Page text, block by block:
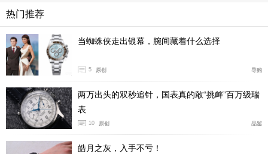
时间来到1997年，雅典表的一名年轻制表师Carole Forest
ier-Kasapi女士在纪念宝玑大师诞辰250周年的钟表设计大
赛中脱颖而出——她的作品不仅指针转，机芯也能转，没
有传统表冠且调校和上链都通过表圈完成，只是动力储存
只有10小时。
欧克林博士在此基础上做了改进，把主发条移到表盘中
间，让手表可以容纳2米的主发条，从而达到7天动力储
存。
热门推荐
当蜘蛛侠走出银幕，腕间藏着什么选择
5 原创 导购
两万出头的双秒追针，国表真的敢“挑衅”百万级瑞
表
10 原创 品鉴
皓月之灰，入手不亏！